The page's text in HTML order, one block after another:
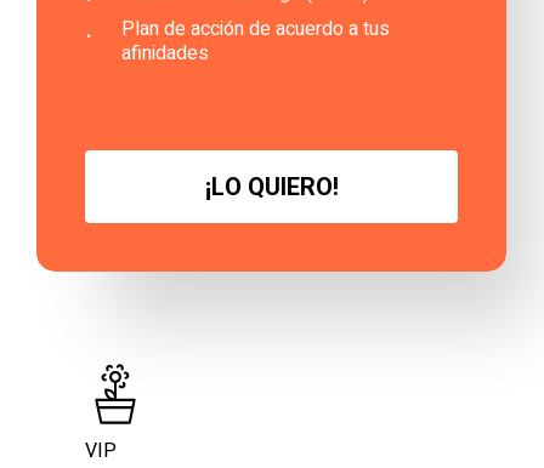
Plan de acción de acuerdo a tus
afinidades
¡LO QU ERO!
VIP